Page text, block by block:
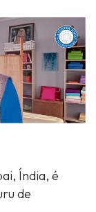
Índia, é
de